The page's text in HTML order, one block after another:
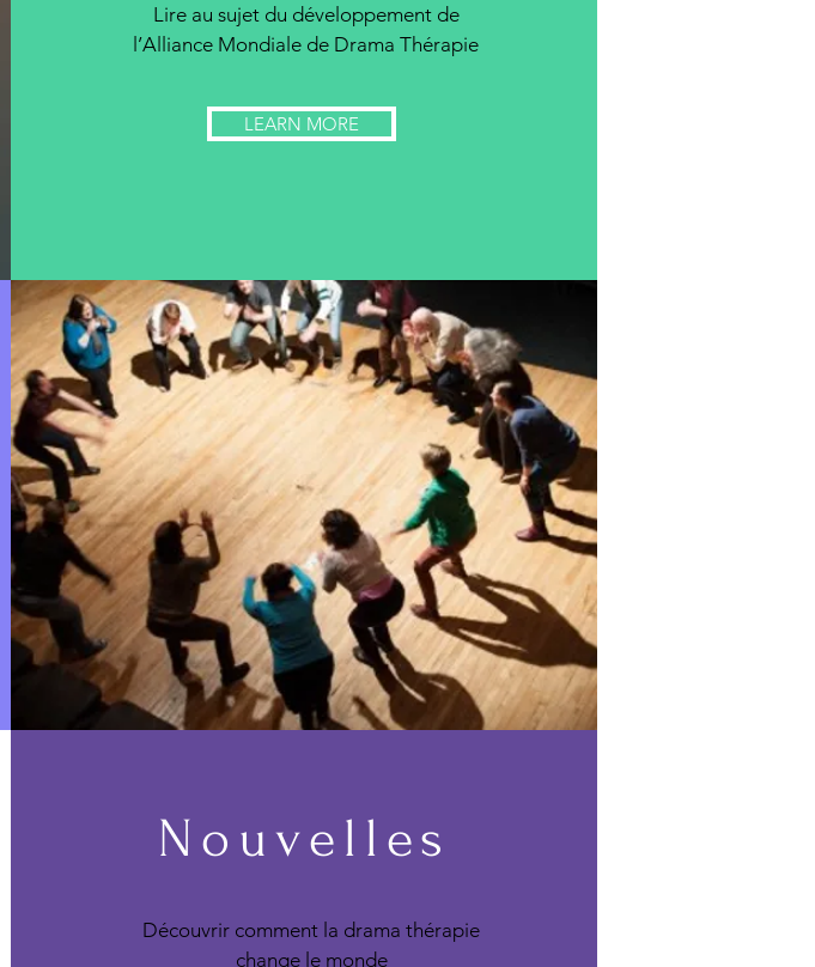
Lire au sujet du développement de
l’Alliance Mondiale de Drama Thérapie
LEARN MORE
Nouvelles
Découvrir comment la drama thérapie
change le monde